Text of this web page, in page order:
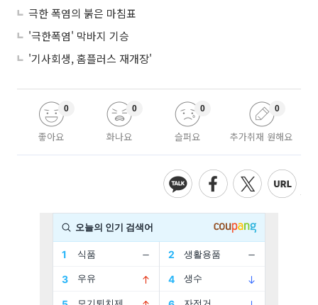
극한 폭염의 붉은 마침표
'극한폭염' 막바지 기승
'기사회생, 홈플러스 재개장'
좋아요
0
화나요
0
슬퍼요
0
추가취재 원해요
0